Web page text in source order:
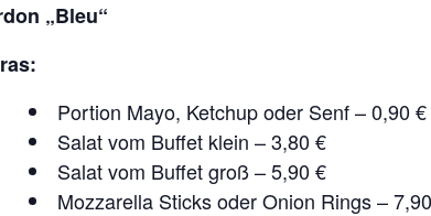
„Bleu“
Portion Mayo, Ketchup oder Senf – 0,90 €
Salat vom Buffet klein – 3,80 €
Salat vom Buffet groß – 5,90 €
Mozzarella Sticks oder Onion Rings –